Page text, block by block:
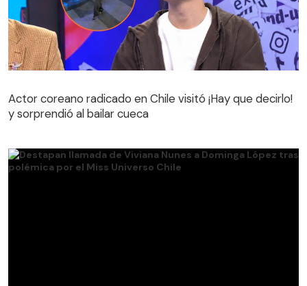
y sorprendió al bailar cueca
Actor coreano radicado en Chile visitó ¡Hay que decirlo!
y sorprendió al bailar cueca